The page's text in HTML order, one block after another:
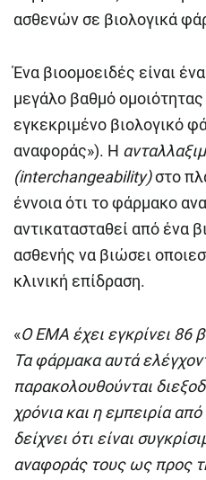
ασθενών σε βιολογικά
Ένα βιοομοειδές είναι
μεγάλο βαθμό
εγκεκριμένο βιολογικό
αναφοράς»). Η
(interchangeability)στο
έννοια ότι το φάρμακο
αντικατασταθεί από ένα
ασθενής να βιώσει
κλινική επίδραση.
«Ο EMA έχει εγκρίνει 86
Τα φάρμακα αυτά
παρακολουθούνται
χρόνια και η εμπειρία
δείχνει ότι είναι
αναφοράς τους ως προς